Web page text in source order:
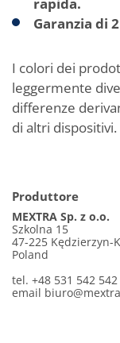
Garanzia di
I colori dei
leggermente
differenze
di altri dispositivi.
Produttore
MEXTRA Sp. z o.o.
Szkolna 15
47-225 Kędzierzyn-
Poland
tel. +48 531 542 542
email